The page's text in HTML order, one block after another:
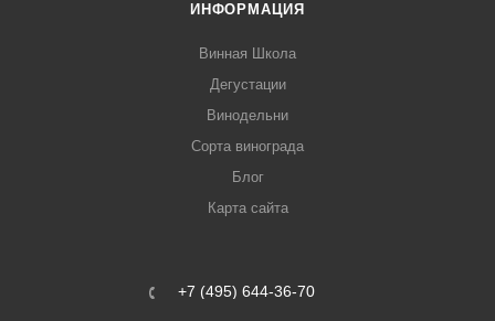
ИНФОРМАЦИЯ
Винная Школа
Дегустации
Винодельни
Сорта винограда
Блог
Карта сайта
+7 (495) 644-36-70